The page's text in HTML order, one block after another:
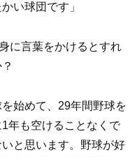
い球団です」
に言葉をかけるとすれ
始めて、29年間野球を
年も空けることなくで
と思います。野球が好